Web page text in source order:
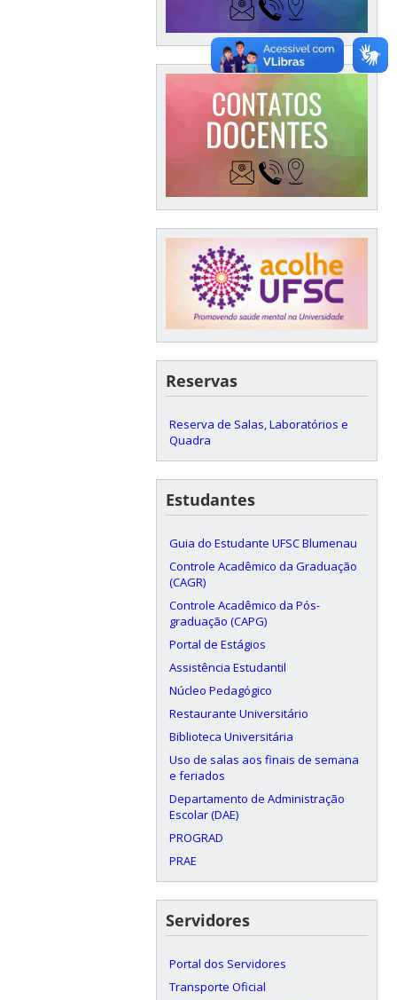
Reservas
Reserva de Salas, Laboratórios e
Quadra
Estudantes
Guia do Estudante UFSC Blumenau
Controle Acadêmico da Graduação
(CAGR)
Controle Acadêmico da Pós-
graduação (CAPG)
Portal de Estágios
Assistência Estudantil
Núcleo Pedagógico
Restaurante Universitário
Biblioteca Universitária
Uso de salas aos finais de semana
e feriados
Departamento de Administração
Escolar (DAE)
PROGRAD
PRAE
Servidores
Portal dos Servidores
Transporte Oficial